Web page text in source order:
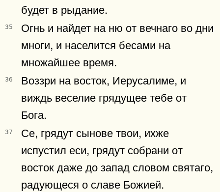
будет в рыдание.
35
Огнь и найдет на ню от вечнаго во дни
многи, и населится бесами на
множайшее время.
36
Воззри на восток, Иерусалиме, и
виждь веселие грядущее тебе от
Бога.
37
Се, грядут сынове твои, ихже
испустил еси, грядут собрани от
восток даже до запад словом святаго,
радующеся о славе Божией.